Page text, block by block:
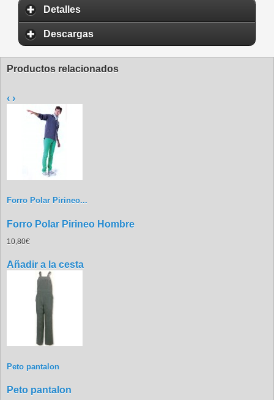
Detalles
Descargas
Productos relacionados
‹ ›
Forro Polar Pirineo...
Forro Polar Pirineo Hombre
10,80€
Añadir a la cesta
Peto pantalon
Peto pantalon